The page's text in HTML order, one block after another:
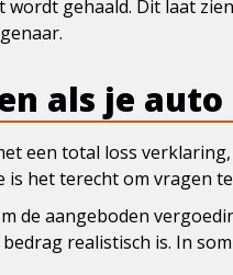
gehaald. Dit laat
als je
een total loss
is het terecht om vragen
de aangeboden
realistisch is. In